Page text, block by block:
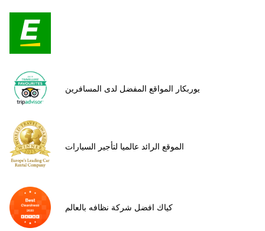
يوربكار المواقع المفضل لدى المسافرين
الموقع الرائد عالميا لتأجير السيارات
كياك افضل شركة نظافه بالعالم